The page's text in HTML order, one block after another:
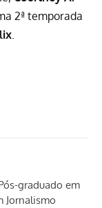
2ª temporada
graduado em
Jornalismo